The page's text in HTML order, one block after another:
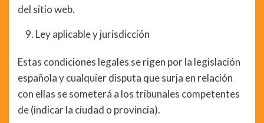
del sitio web.
Ley aplicable y jurisdicción
Estas condiciones legales se rigen por la legislación
española y cualquier disputa que surja en relación
con ellas se someterá a los tribunales competentes
de (indicar la ciudad o provincia).